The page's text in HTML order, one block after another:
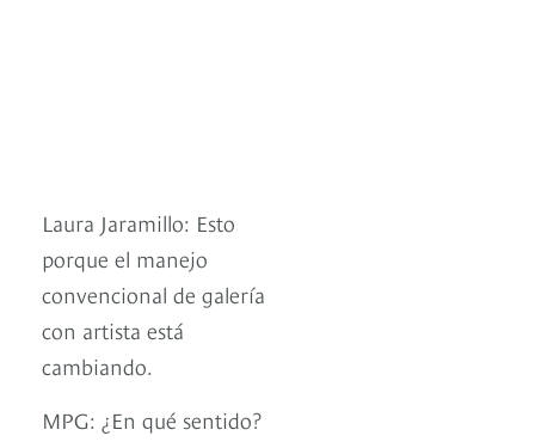
Laura Jaramillo: Esto
porque el manejo
convencional de galería
con artista está
cambiando.
MPG: ¿En qué sentido?